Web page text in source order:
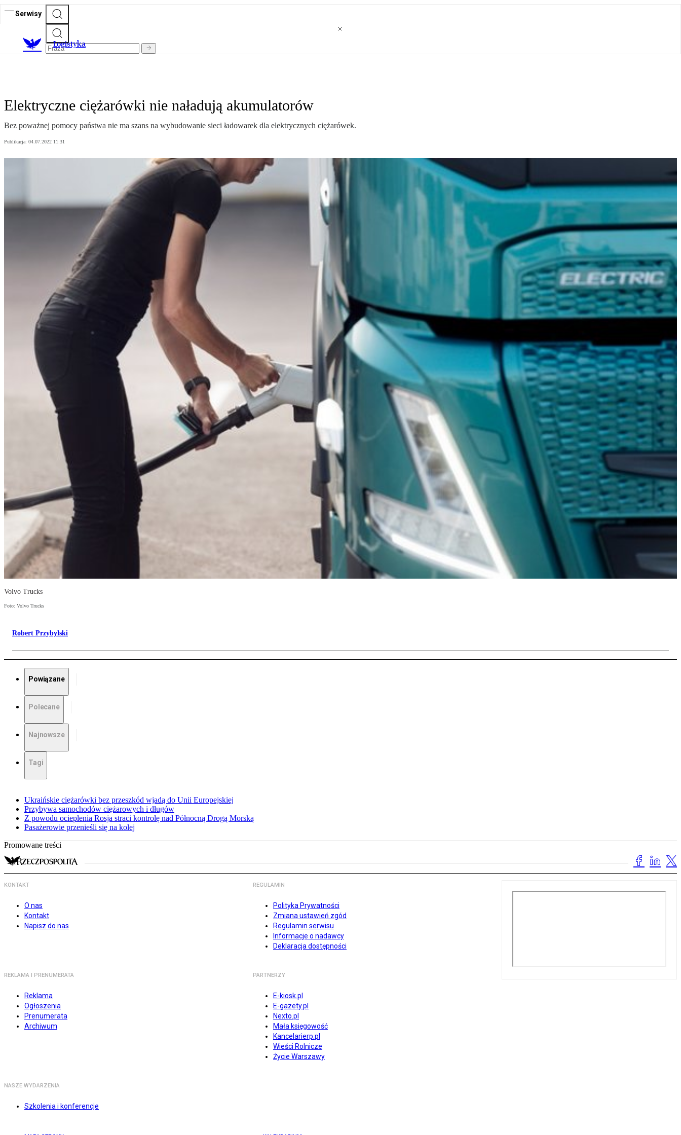
Serwisy
Logistyka
Elektryczne ciężarówki nie naładują akumulatorów
Bez poważnej pomocy państwa nie ma szans na wybudowanie sieci ładowarek dla elektrycznych ciężarówek.
Publikacja: 04.07.2022 11:31
Volvo Trucks
Foto: Volvo Trucks
Robert Przybylski
Powiązane
Polecane
Najnowsze
Tagi
Ukraińskie ciężarówki bez przeszkód wjadą do Unii Europejskiej
Przybywa samochodów ciężarowych i długów
Z powodu ocieplenia Rosja straci kontrolę nad Północną Drogą Morską
Pasażerowie przenieśli się na kolej
Promowane treści
KONTAKT
O nas
Kontakt
Napisz do nas
REGULAMIN
Polityka Prywatności
Zmiana ustawień zgód
Regulamin serwisu
Informacje o nadawcy
Deklaracja dostępności
REKLAMA I PRENUMERATA
Reklama
Ogłoszenia
Prenumerata
Archiwum
PARTNERZY
E-kiosk.pl
E-gazety.pl
Nexto.pl
Mała księgowość
Kancelarierp.pl
Wieści Rolnicze
Życie Warszawy
NASZE WYDARZENIA
Szkolenia i konferencje